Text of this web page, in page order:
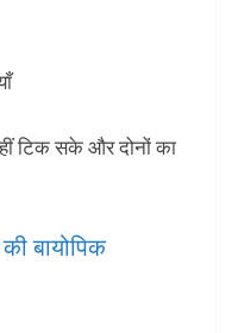
टिक सके और दोनों का
बायोपिक